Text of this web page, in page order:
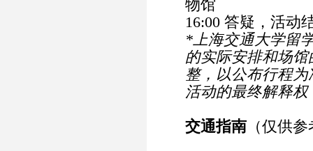
物馆
16:00 答疑，活动
*上海交通大学留
的实际安排和场
整，以公布行程
活动的最终解释权
交通指南 （仅供